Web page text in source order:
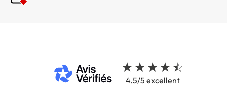
4.5/5 excellent